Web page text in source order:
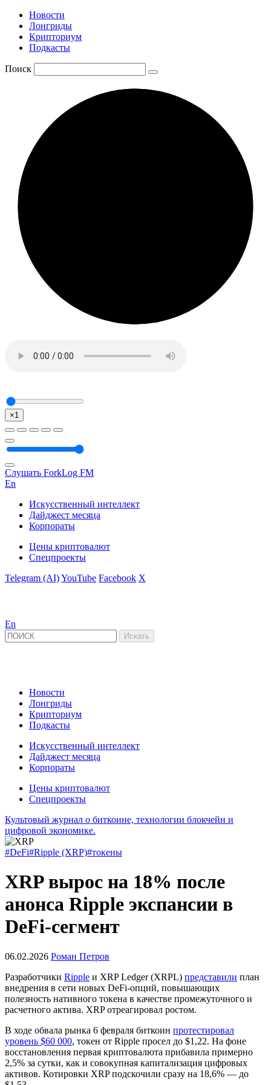
Новости
Лонгриды
Крипториум
Подкасты
Поиск
×1
Слушать ForkLog FM
En
Искусственный интеллект
Дайджест месяца
Корпораты
Цены криптовалют
Спецпроекты
Telegram (AI)YouTube Facebook X
En
Новости
Лонгриды
Крипториум
Подкасты
Искусственный интеллект
Дайджест месяца
Корпораты
Цены криптовалют
Спецпроекты
Культовый журнал о биткоине, технологии блокчейн и
цифровой экономике.
#DeFi#Ripple (XRP)#токены
XRP вырос на 18% после
анонса Ripple экспансии в
DeFi-сегмент
06.02.2026 Роман Петров
Разработчики Ripple и XRP Ledger (XRPL) представили план
внедрения в сети новых DeFi-опций, повышающих
полезность нативного токена в качестве промежуточного и
расчетного актива. XRP отреагировал ростом.
В ходе обвала рынка 6 февраля биткоин протестировал
уровень $60 000, токен от Ripple просел до $1,22. На фоне
восстановления первая криптовалюта прибавила примерно
2,5% за сутки, как и совокупная капитализация цифровых
активов. Котировки XRP подскочили сразу на 18,6% — до